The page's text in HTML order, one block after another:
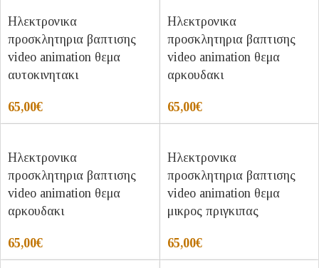
Ηλεκτρονικα
προσκλητηρια βαπτισης
video animation θεμα
αυτοκινητακι
65,00€
Ηλεκτρονικα
προσκλητηρια βαπτισης
video animation θεμα
αρκουδακι
65,00€
Ηλεκτρονικα
προσκλητηρια βαπτισης
video animation θεμα
αρκουδακι
65,00€
Ηλεκτρονικα
προσκλητηρια βαπτισης
video animation θεμα
μικρος πριγκιπας
65,00€